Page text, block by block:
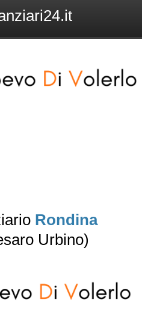
Rondina
Urbino)